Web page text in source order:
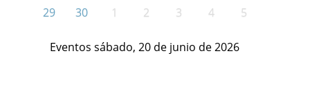
29
30 1 2 3 4 5
Eventos sábado, 20 de junio de 2026